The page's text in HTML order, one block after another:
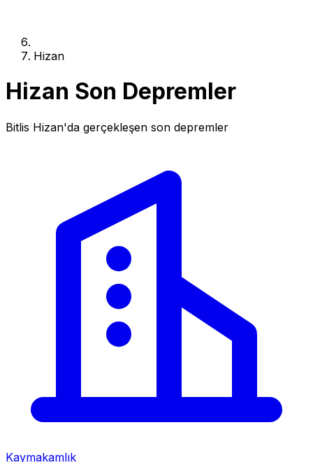
Hizan
Hizan Son Depremler
Bitlis Hizan'da gerçekleşen son depremler
Kaymakamlık